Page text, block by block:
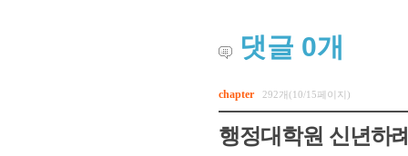
댓글 0개
chapter 292개(10/15페이지)
행정대학원 신년하